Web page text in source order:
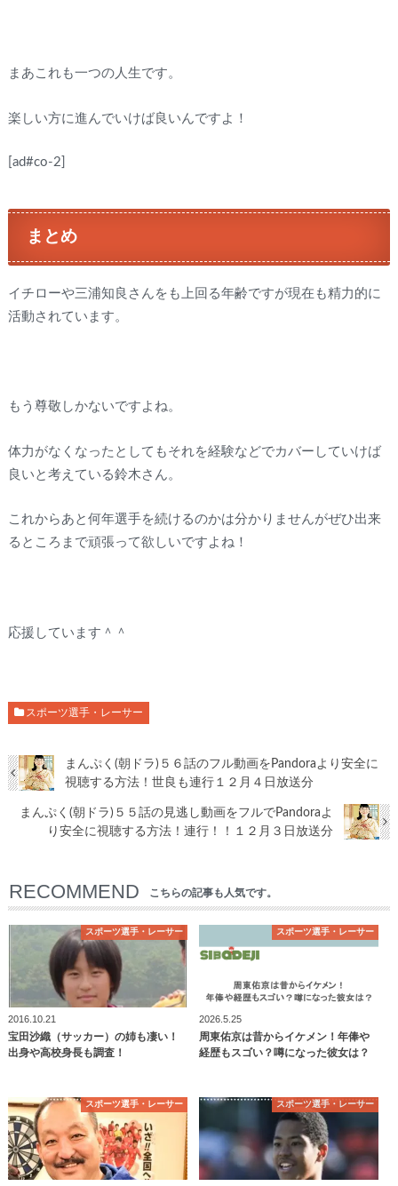
まあこれも一つの人生です。
楽しい方に進んでいけば良いんですよ！
[ad#co-2]
まとめ
イチローや三浦知良さんをも上回る年齢ですが現在も精力的に
活動されています。
もう尊敬しかないですよね。
体力がなくなったとしてもそれを経験などでカバーしていけば
良いと考えている鈴木さん。
これからあと何年選手を続けるのかは分かりませんがぜひ出来
るところまで頑張って欲しいですよね！
応援しています＾＾
スポーツ選手・レーサー
まんぷく(朝ドラ)５６話のフル動画をPandoraより安全に
視聴する方法！世良も連行１２月４日放送分
まんぷく(朝ドラ)５５話の見逃し動画をフルでPandoraよ
り安全に視聴する方法！連行！！１２月３日放送分
RECOMMEND こちらの記事も人気です。
スポーツ選手・レーサー
2016.10.21
宝田沙織（サッカー）の姉も凄い！
出身や高校身長も調査！
スポーツ選手・レーサー
2026.5.25
周東佑京は昔からイケメン！年俸や
経歴もスゴい？噂になった彼女は？
スポーツ選手・レーサー スポーツ選手・レーサー